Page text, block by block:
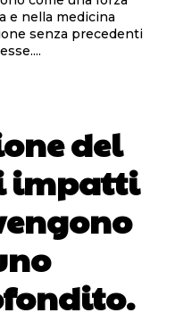
e nella medicina
senza precedenti
del
impatti